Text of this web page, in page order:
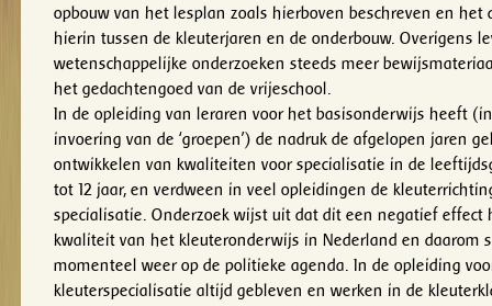
opbouw van het lesplan zoals hierboven beschreven en het
hierin tussen de kleuterjaren en de onderbouw. Overigens
wetenschappelijke onderzoeken steeds meer
het gedachtengoed van de vrijeschool.
In de opleiding van leraren voor het basisonderwijs heeft
invoering van de ‘groepen’) de nadruk de afgelopen jaren
ontwikkelen van kwaliteiten voor specialisatie in de
tot 12 jaar, en verdween in veel opleidingen de
specialisatie. Onderzoek wijst uit dat dit een negatief effect
kwaliteit van het kleuteronderwijs in Nederland en daarom
momenteel weer op de politieke agenda. In de opleiding
kleuterspecialisatie altijd gebleven en werken in de